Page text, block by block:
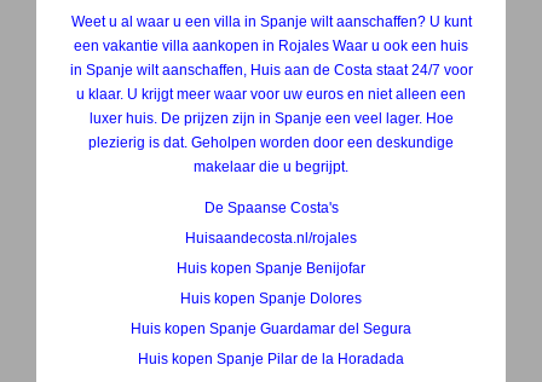
Weet u al waar u een villa in Spanje wilt aanschaffen? U kunt
een vakantie villa aankopen in Rojales Waar u ook een huis
in Spanje wilt aanschaffen, Huis aan de Costa staat 24/7 voor
u klaar. U krijgt meer waar voor uw euros en niet alleen een
luxer huis. De prijzen zijn in Spanje een veel lager. Hoe
plezierig is dat. Geholpen worden door een deskundige
makelaar die u begrijpt.
De Spaanse Costa's
Huisaandecosta.nl/rojales
Huis kopen Spanje Benijofar
Huis kopen Spanje Dolores
Huis kopen Spanje Guardamar del Segura
Huis kopen Spanje Pilar de la Horadada